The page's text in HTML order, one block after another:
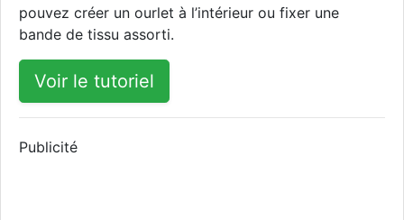
pouvez créer un ourlet à l’intérieur ou fixer une
bande de tissu assorti.
Voir le tutoriel
Publicité